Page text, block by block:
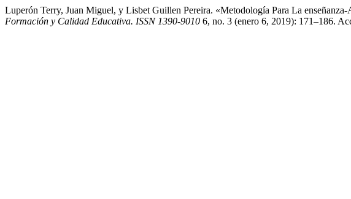
Luperón Terry, Juan Miguel, y Lisbet Guillen Pereira. «Metodología Para La
Formación y Calidad Educativa. ISSN 1390-9010 6, no. 3 (enero 6, 2019): 171–186.